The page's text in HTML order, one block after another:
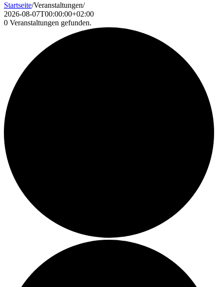
Startseite/Veranstaltungen/
2026-08-07T00:00:00+02:00
0 Veranstaltungen gefunden.